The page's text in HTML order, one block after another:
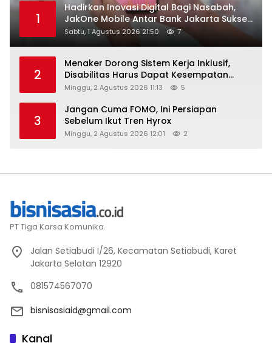
1
Hadirkan Inovasi Digital Bagi Nasabah,
JakOne Mobile Antar Bank Jakarta Sukses
Raih Digital Excellence Awards 2026
Sabtu, 1 Agustus 2026 21:50 7
2
Menaker Dorong Sistem Kerja Inklusif,
Disabilitas Harus Dapat Kesempatan
Setara
Minggu, 2 Agustus 2026 11:13 5
3
Jangan Cuma FOMO, Ini Persiapan
Sebelum Ikut Tren Hyrox
Minggu, 2 Agustus 2026 12:01 2
PT Tiga Karsa Komunika.
Jalan Setiabudi I/26, Kecamatan Setiabudi, Karet
Jakarta Selatan 12920
081574567070
bisnisasiaid@gmail.com
Kanal